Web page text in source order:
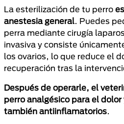
La esterilización de tu perro
anestesia general. Puedes
perra mediante cirugía
invasiva y consiste
los ovarios, lo que reduce el
recuperación tras la
Después de operarle, el
perro analgésico para el dolor
también antiinflamatorios.